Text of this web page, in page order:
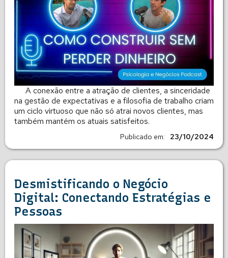
A conexão entre a atração de clientes, a sinceridade
na gestão de expectativas e a filosofia de trabalho criam
um ciclo virtuoso que não só atrai novos clientes, mas
também mantém os atuais satisfeitos.
Publicado em: 23/10/2024
Desmistificando o Negócio
Digital: Conectando Estratégias e
Pessoas